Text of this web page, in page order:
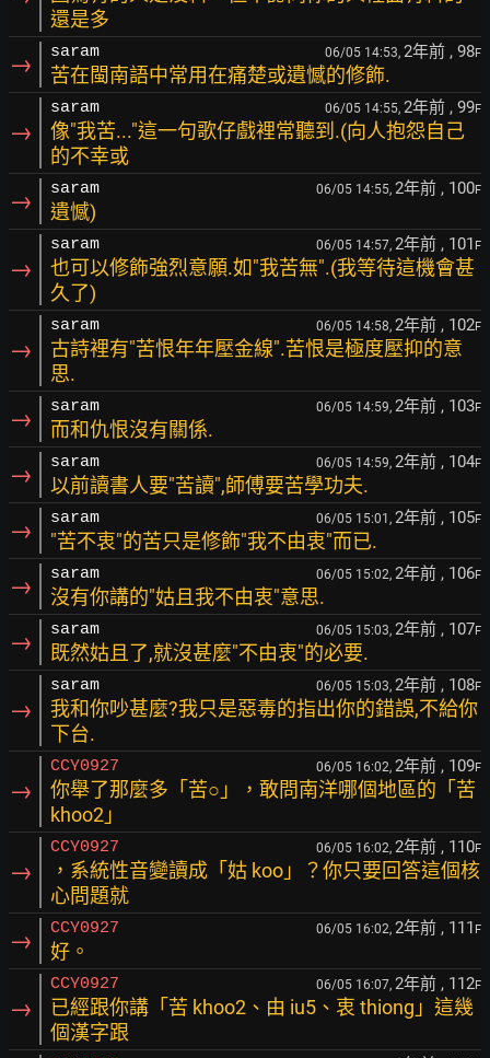
還是多
→ saram 06/05 14:53, 2年前 , 98F
苦在閩南語中常用在痛楚或遺憾的修飾.
→
saram 06/05 14:55, 2年前 , 99F
像"我苦..."這一句歌仔戲裡常聽到.(向人抱怨自己
的不幸或
→ saram 06/05 14:55, 2年前 , 100F
遺憾)
→
saram 06/05 14:57, 2年前 , 101 F
也可以修飾強烈意願.如"我苦無".(我等待這機會甚
久了)
→
saram 06/05 14:58, 2年前 , 102F
古詩裡有"苦恨年年壓金線".苦恨是極度壓抑的意
思.
→ saram 06/05 14:59, 2年前 , 103F
而和仇恨沒有關係.
→ saram 06/05 14:59, 2年前 , 104F
以前讀書人要"苦讀",師傅要苦學功夫.
→ saram 06/05 15:01, 2年前 , 105F
"苦不衷"的苦只是修飾"我不由衷"而已.
→ saram 06/05 15:02, 2年前 , 106F
沒有你講的"姑且我不由衷"意思.
→ saram 06/05 15:03, 2年前 , 107F
既然姑且了,就沒甚麼"不由衷"的必要.
→
saram 06/05 15:03, 2年前 , 108F
我和你吵甚麼?我只是惡毒的指出你的錯誤,不給你
下台.
→
CCY0927 06/05 16:02, 2年前 , 109F
你舉了那麼多「苦○」，敢問南洋哪個地區的「苦
khoo2」
→
CCY0927 06/05 16:02, 2年前 , 110F
，系統性音變讀成「姑 koo」？你只要回答這個核
心問題就
→ CCY0927 06/05 16:02, 2年前 , 111 F
好。
→
CCY0927 06/05 16:07, 2年前 , 112F
已經跟你講「苦 khoo2、由 iu5、衷 thiong」這幾
個漢字跟